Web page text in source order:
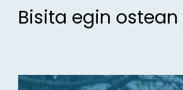
Bisita egin